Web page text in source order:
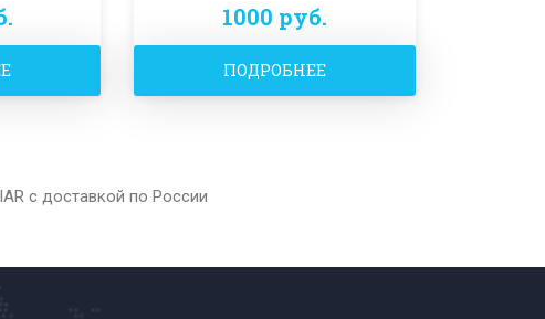
1000 руб.
ПОДРОБНЕЕ
с доставкой по России